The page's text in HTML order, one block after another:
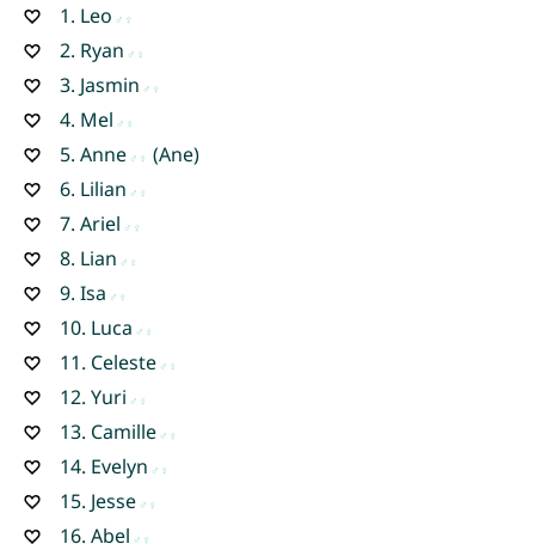
1. Leo
2. Ryan
3. Jasmin
4. Mel
5. Anne
(Ane)
6. Lilian
7. Ariel
8. Lian
9. Isa
10. Luca
11. Celeste
12. Yuri
13. Camille
14. Evelyn
15. Jesse
16. Abel